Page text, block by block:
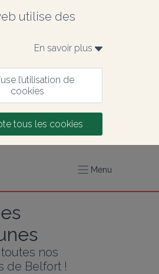
utilise des
En savoir plus
l’utilisation de
cookies
tous les cookies
Menu
nos
de Belfort !